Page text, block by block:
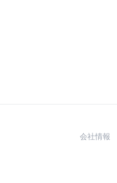
会社情報